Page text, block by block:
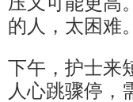
的人，太困难
下午，护士来
人心跳骤停，